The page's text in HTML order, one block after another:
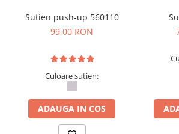
Sutien push-up 560110
99,00 RON
Culoare sutien:
ADAUGA IN COS